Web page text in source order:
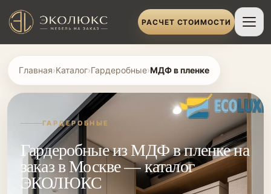
РАСЧЕТ СТОИМОСТИ
Главная›Каталог›Гардеробные›МДФ в пленке
ГАРДЕРОБНЫЕ
Гардеробные из МДФ в пленке на
заказ в Москве — каталог
ЭКОЛЮКС